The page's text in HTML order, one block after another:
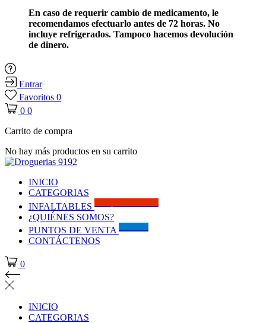
En caso de requerir cambio de medicamento, le
recomendamos efectuarlo antes de 72 horas. No
incluye refrigerados. Tampoco hacemos devolución
de dinero.
Entrar
Favoritos 0
0 0
Carrito de compra
No hay más productos en su carrito
INICIO
CATEGORIAS
INFALTABLES
¿QUIÉNES SOMOS?
PUNTOS DE VENTA
CONTÁCTENOS
0
INICIO
CATEGORIAS